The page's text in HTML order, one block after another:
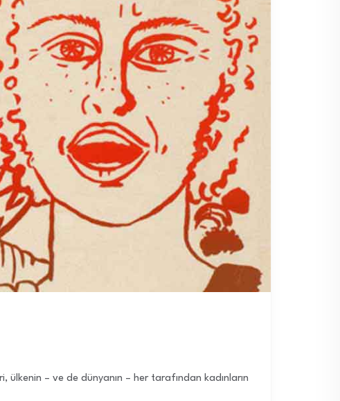
ülkenin – ve de dünyanın – her tarafından kadınların